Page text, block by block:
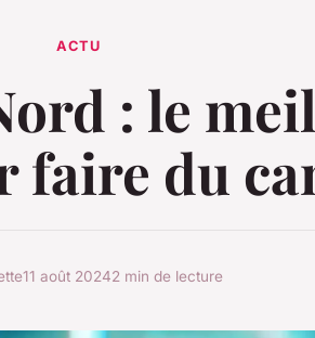
ACTU
: le
faire du
11 août 20242 min de lecture